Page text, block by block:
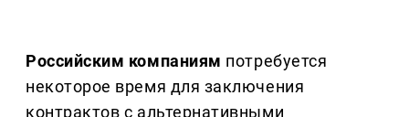
Российским компаниям потребуется
некоторое время для заключения
контрактов с альтернативными